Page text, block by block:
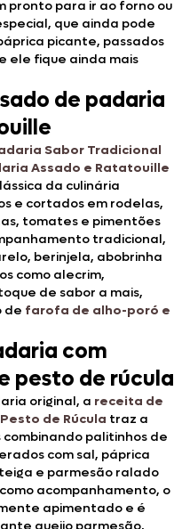
pronto para ir ao forno ou
que ainda pode
picante, passados
ele fique ainda mais
de padaria
Sabor Tradicional
Assado e Ratatouille
da culinária
e cortados em rodelas,
tomates e pimentões
tradicional,
berinjela, abobrinha
como alecrim,
de sabor a mais,
de farofa de alho-poró e
com
pesto de rúcula
original, a receita de
de Rúcula traz a
palitinhos de
com sal, páprica
e parmesão ralado
acompanhamento, o
apimentado e é